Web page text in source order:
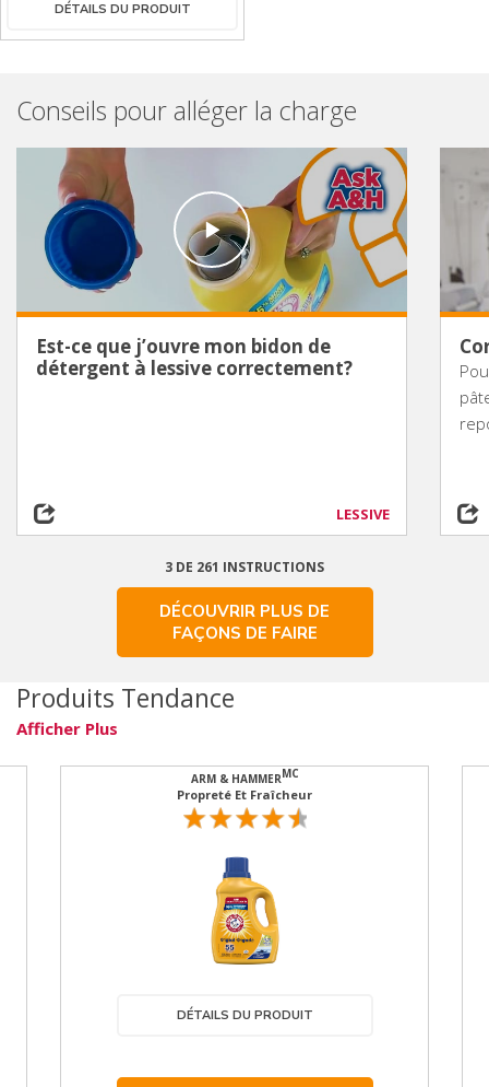
DÉTAILS DU PRODUIT
Conseils pour alléger la charge
Est-ce que j’ouvre mon bidon de
détergent à lessive correctement?
LESSIVE
3 DE 261 INSTRUCTIONS
DÉCOUVRIR PLUS DE
FAÇONS DE FAIRE
Produits Tendance
Afficher Plus
ARM & HAMMERMC
Propreté Et Fraîcheur
DÉTAILS DU PRODUIT